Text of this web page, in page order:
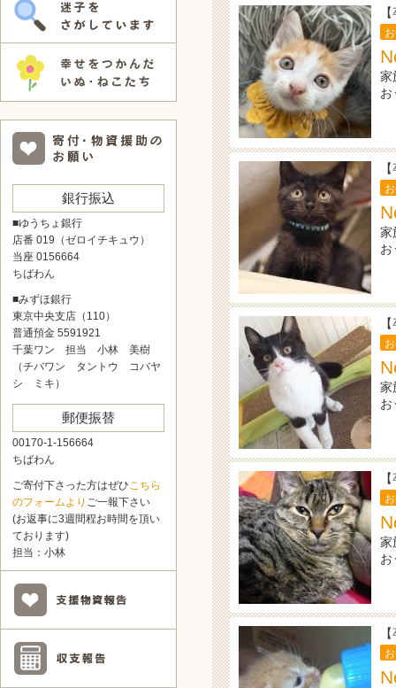
家
お
家
お
家
お
家
お
銀行振込
■ゆうちょ銀行
店番 019（ゼロイチキュウ）
当座 0156664
ちばわん
■みずほ銀行
東京中央支店（110）
普通預金 5591921
千葉ワン 担当 小林 美樹
（チバワン タントウ コバヤ
シ ミキ）
郵便振替
00170-1-156664
ちばわん
ご寄付下さった方はぜひこちら
のフォームより ご一報下さい
(お返事に3週間程お時間を頂い
ております)
担当：小林